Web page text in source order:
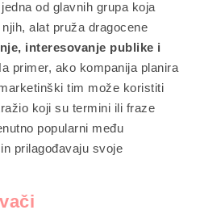
od glavnih grupa koja
alat pruža dragocene
interesovanje publike i
primer, ako kompanija planira
tim može koristiti
koji su termini ili fraze
popularni među
prilagođavaju svoje